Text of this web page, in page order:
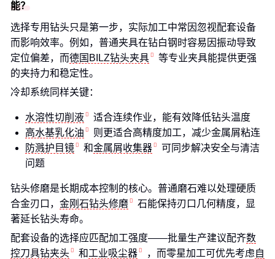
能？
选择专用钻头只是第一步，实际加工中常因忽视配套设备
而影响效率。例如，普通夹具在钻白钢时容易因振动导致
定位偏差，而德国BILZ钻头夹具
等专业夹具能提供更强
的夹持力和稳定性。
冷却系统同样关键：
水溶性切削液
适合连续作业，能有效降低钻头温度
高水基乳化油
则更适合高精度加工，减少金属屑粘连
防溅护目镜
和金属屑收集器
可同步解决安全与清洁
问题
钻头修磨是长期成本控制的核心。普通磨石难以处理硬质
合金刃口， 金刚石钻头修磨
石能保持刃口几何精度，显
著延长钻头寿命。
配套设备的选择应匹配加工强度——批量生产建议配齐数
控刀具钻夹头
和工业吸尘器 ，而零星加工可优先考虑自